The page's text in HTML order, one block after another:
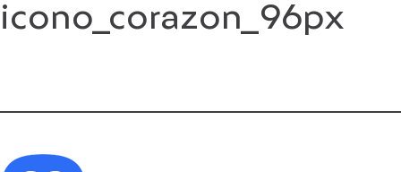
Saltar
alicono_corazon_96px